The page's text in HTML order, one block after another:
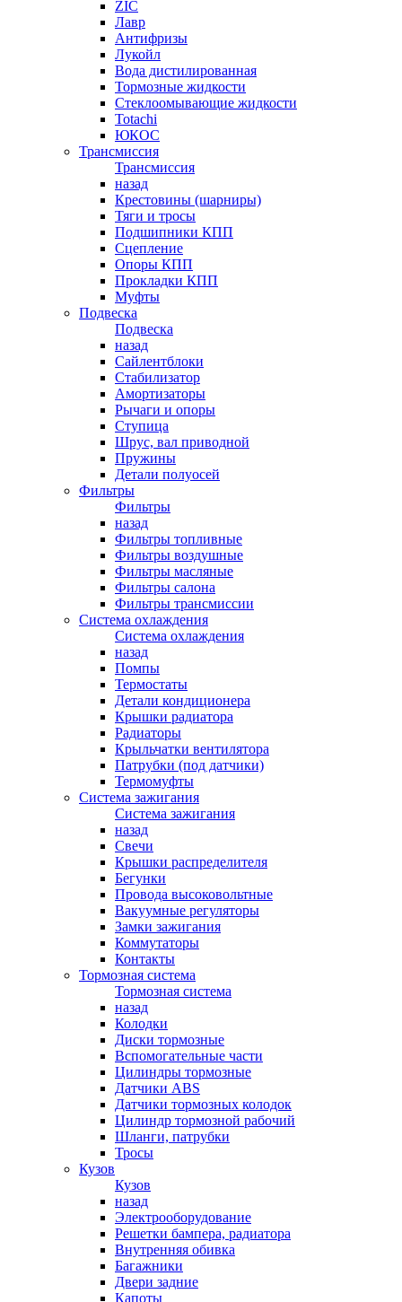
ZIC
Лавр
Антифризы
Лукойл
Вода дистилированная
Тормозные жидкости
Стеклоомывающие жидкости
Totachi
ЮКОС
Трансмиссия
Трансмиссия
назад
Крестовины (шарниры)
Тяги и тросы
Подшипники КПП
Сцепление
Опоры КПП
Прокладки КПП
Муфты
Подвеска
Подвеска
назад
Сайлентблоки
Стабилизатор
Амортизаторы
Рычаги и опоры
Ступица
Шрус, вал приводной
Пружины
Детали полуосей
Фильтры
Фильтры
назад
Фильтры топливные
Фильтры воздушные
Фильтры масляные
Фильтры салона
Фильтры трансмиссии
Система охлаждения
Система охлаждения
назад
Помпы
Термостаты
Детали кондиционера
Крышки радиатора
Радиаторы
Крыльчатки вентилятора
Патрубки (под датчики)
Термомуфты
Система зажигания
Система зажигания
назад
Свечи
Крышки распределителя
Бегунки
Провода высоковольтные
Вакуумные регуляторы
Замки зажигания
Коммутаторы
Контакты
Тормозная система
Тормозная система
назад
Колодки
Диски тормозные
Вспомогательные части
Цилиндры тормозные
Датчики ABS
Датчики тормозных колодок
Цилиндр тормозной рабочий
Шланги, патрубки
Тросы
Кузов
Кузов
назад
Электрооборудование
Решетки бампера, радиатора
Внутренняя обивка
Багажники
Двери задние
Капоты